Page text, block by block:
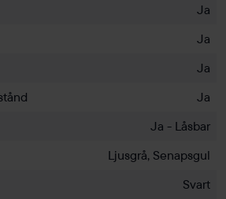
Ja
Ja
Ja
Ja
Ja - Låsbar
Ljusgrå, Senapsgul
Svart